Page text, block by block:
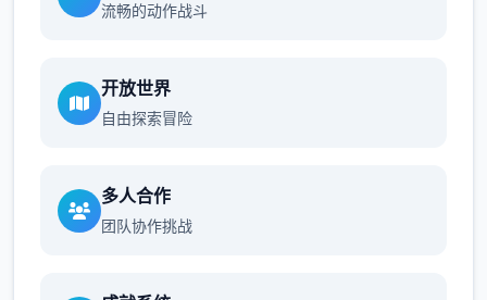
流畅的动作战斗
开放世界
自由探索冒险
多人合作
团队协作挑战